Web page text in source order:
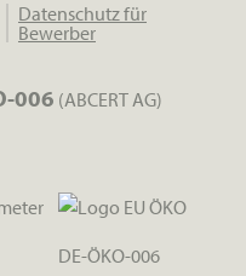
Datenschutz für
Bewerber
006 (ABCERT AG)
DE-ÖKO-006